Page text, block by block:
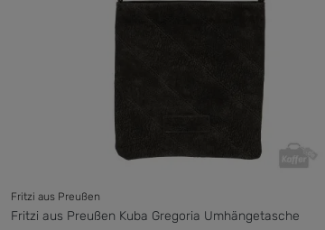
Fritzi aus Preußen
Fritzi aus Preußen Kuba Gregoria Umhängetasche